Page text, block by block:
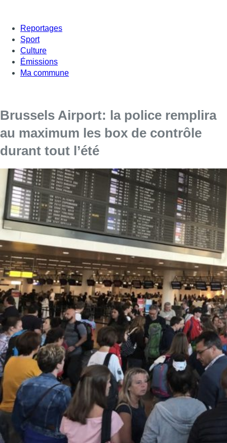
Reportages
Sport
Culture
Émissions
Ma commune
Brussels Airport: la police remplira
au maximum les box de contrôle
durant tout l’été